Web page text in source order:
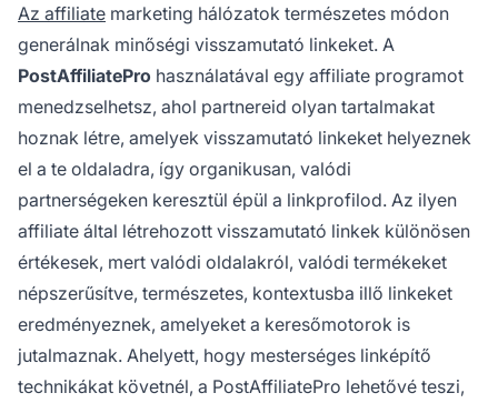
Az affiliate marketing hálózatok természetes módon
generálnak minőségi visszamutató linkeket. A
PostAffiliatePro használatával egy affiliate programot
menedzselhetsz, ahol partnereid olyan tartalmakat
hoznak létre, amelyek visszamutató linkeket helyeznek
el a te oldaladra, így organikusan, valódi
partnerségeken keresztül épül a linkprofilod. Az ilyen
affiliate által létrehozott visszamutató linkek különösen
értékesek, mert valódi oldalakról, valódi termékeket
népszerűsítve, természetes, kontextusba illő linkeket
eredményeznek, amelyeket a keresőmotorok is
jutalmaznak. Ahelyett, hogy mesterséges linképítő
technikákat követnél, a PostAffiliatePro lehetővé teszi,